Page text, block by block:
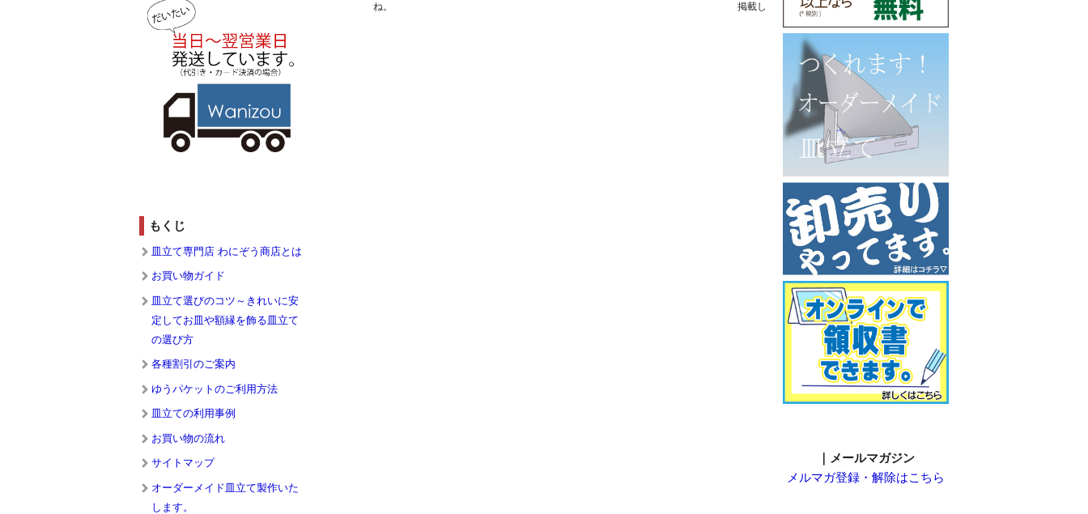
ね。
掲載しております。
もくじ
皿立て専門店 わにぞう商店とは
お買い物ガイド
皿立て選びのコツ～きれいに安
定してお皿や額縁を飾る皿立て
の選び方
各種割引のご案内
ゆうパケットのご利用方法
皿立ての利用事例
お買い物の流れ
サイトマップ
オーダーメイド皿立て製作いた
します。
｜メールマガジン
メルマガ登録・解除はこちら